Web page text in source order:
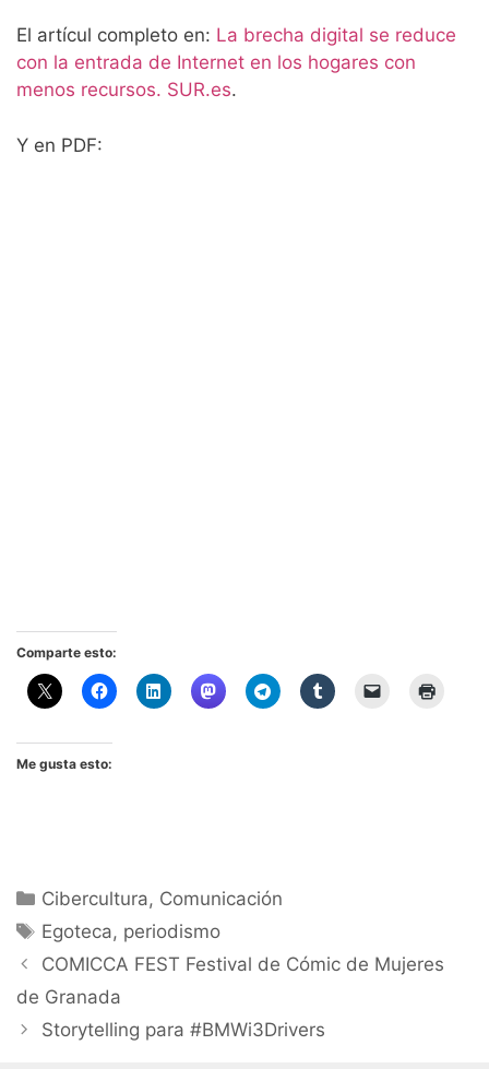
El artícul completo en: La brecha digital se reduce
con la entrada de Internet en los hogares con
menos recursos. SUR.es.
Y en PDF:
Comparte esto:
Me gusta esto:
Categorías
Cibercultura, Comunicación
Etiquetas
Egoteca, periodismo
COMICCA FEST Festival de Cómic de Mujeres
de Granada
Storytelling para #BMWi3Drivers